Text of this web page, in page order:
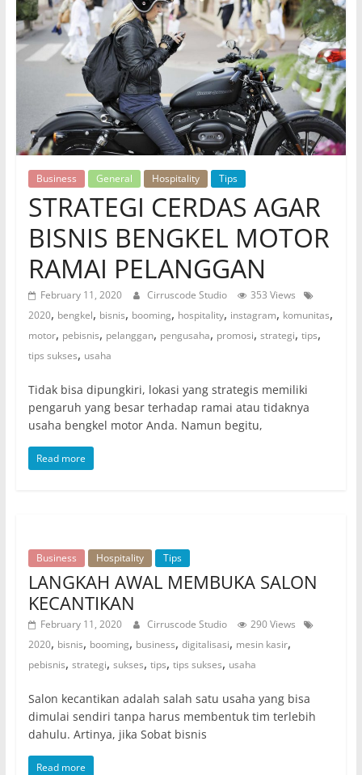
Business General Hospitality Tips
STRATEGI CERDAS AGAR
BISNIS BENGKEL MOTOR
RAMAI PELANGGAN
February 11, 2020 Cirruscode Studio
353 Views
2020, bengkel, bisnis, booming, hospitality, instagram, komunitas,
motor, pebisnis, pelanggan, pengusaha, promosi, strategi, tips,
tips sukses, usaha
Tidak bisa dipungkiri, lokasi yang strategis memiliki
pengaruh yang besar terhadap ramai atau tidaknya
usaha bengkel motor Anda. Namun begitu,
Read more
Business Hospitality Tips
LANGKAH AWAL MEMBUKA SALON
KECANTIKAN
February 11, 2020 Cirruscode Studio
290 Views
2020, bisnis, booming, business, digitalisasi, mesin kasir,
pebisnis, strategi, sukses, tips, tips sukses, usaha
Salon kecantikan adalah salah satu usaha yang bisa
dimulai sendiri tanpa harus membentuk tim terlebih
dahulu. Artinya, jika Sobat bisnis
Read more